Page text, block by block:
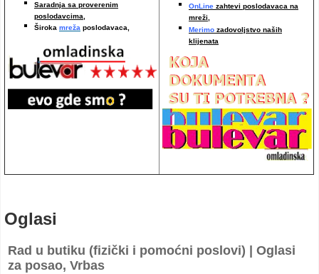
Saradnja sa proverenim
poslodavcima,
Široka mreža poslodavaca,
OnLine zahtevi poslodavaca na
mreži,
Merimo zadovoljstvo naših
klijenata
Oglasi
Rad u butiku (fizički i pomoćni poslovi) | Oglasi
za posao, Vrbas